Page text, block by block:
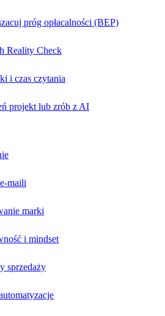
próg opłacalności (BEP)
Reality Check
i czas czytania
projekt lub zrób z AI
maili
marki
i mindset
sprzedaży